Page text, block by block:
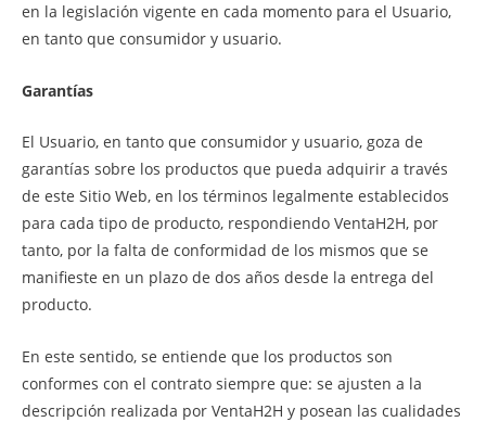
en la legislación vigente en cada momento para el Usuario,
en tanto que consumidor y usuario.
Garantías
El Usuario, en tanto que consumidor y usuario, goza de
garantías sobre los productos que pueda adquirir a través
de este Sitio Web, en los términos legalmente establecidos
para cada tipo de producto, respondiendo VentaH2H, por
tanto, por la falta de conformidad de los mismos que se
manifieste en un plazo de dos años desde la entrega del
producto.
En este sentido, se entiende que los productos son
conformes con el contrato siempre que: se ajusten a la
descripción realizada por VentaH2H y posean las cualidades